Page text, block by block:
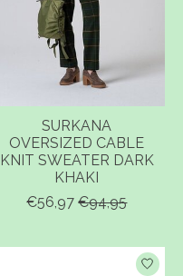
SURKANA
OVERSIZED CABLE
KNIT SWEATER DARK
KHAKI
€56,97 €94,95